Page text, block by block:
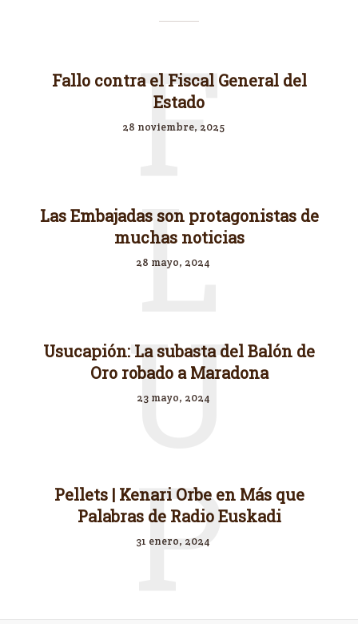
Fallo contra el Fiscal General del
Estado
28 noviembre, 2025
F
Las Embajadas son protagonistas de
muchas noticias
28 mayo, 2024
L
Usucapión: La subasta del Balón de
Oro robado a Maradona
23 mayo, 2024
U
Pellets | Kenari Orbe en Más que
Palabras de Radio Euskadi
31 enero, 2024
P